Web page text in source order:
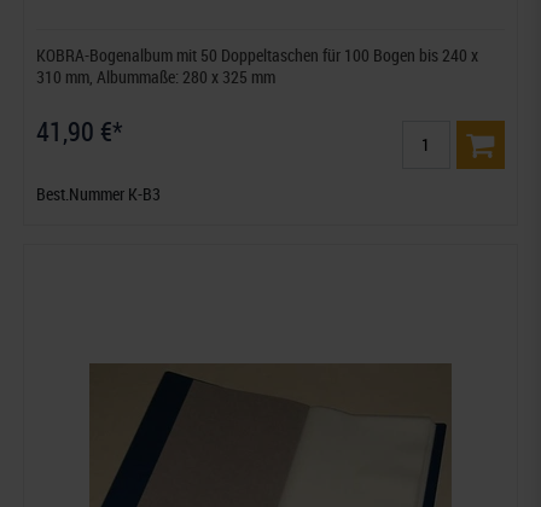
KOBRA-Bogenalbum mit 50 Doppeltaschen für 100 Bogen bis 240 x
310 mm, Albummaße: 280 x 325 mm
41,90 €*
Best.Nummer K-B3